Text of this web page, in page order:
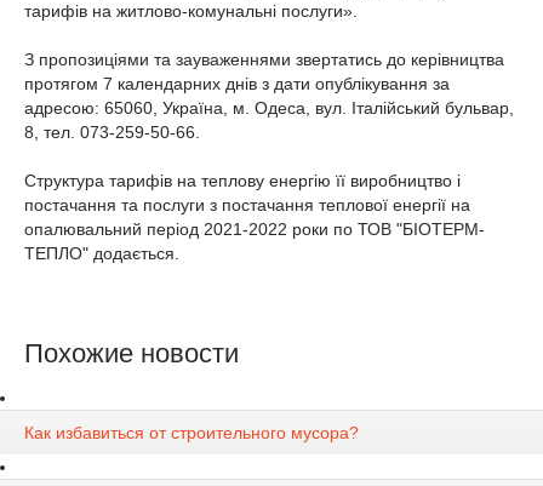
тарифів на житлово-комунальні послуги».
З пропозиціями та зауваженнями звертатись до керівництва
протягом 7 календарних днів з дати опублікування за
адресою: 65060, Україна, м. Одеса, вул. Італійський бульвар,
8, тел. 073-259-50-66.
Структура тарифів на теплову енергію її виробництво і
постачання та послуги з постачання теплової енергії на
опалювальний період 2021-2022 роки по ТОВ "БІОТЕРМ-
ТЕПЛО" додається.
Похожие новости
Как избавиться от строительного мусора?